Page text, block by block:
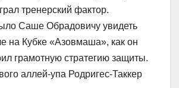
тренерский фактор.
Саше Обрадовичу увидеть
на Кубке «Азовмаша», как он
грамотную стратегию защиты.
аллей-упа Родригес-Таккер